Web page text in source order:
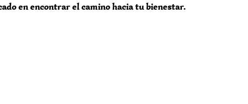
en encontrar el camino hacia tu bienestar.